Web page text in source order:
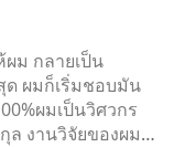
ผม กลายเป็น
ด ผมก็เริ่มชอบมัน
ผมเป็นวิศวกร
ล งานวิจัยของผม